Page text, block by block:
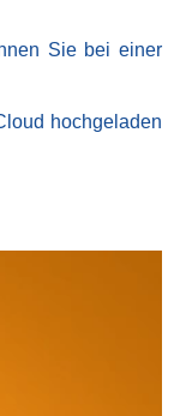
Sie bei einer
hochgeladen